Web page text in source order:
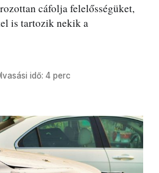
cáfolja felelősségüket,
is tartozik nekik a
idő: 4 perc